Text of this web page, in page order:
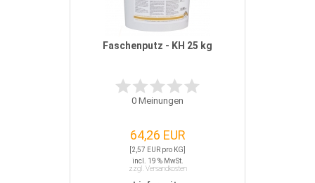
Faschenputz - KH 25 kg
0 Meinungen
64,26 EUR
[2,57 EUR pro KG]
incl. 19 % MwSt.
zzgl. Versandkosten